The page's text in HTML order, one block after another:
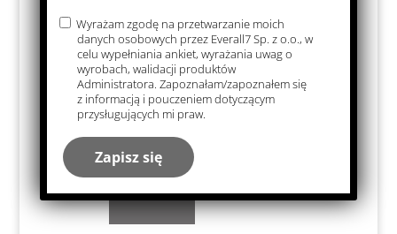
Sacs
pour
conser
ver les
emprei
ntes
Wyrażam zgodę na przetwarzanie moich
danych osobowych przez Everall7 Sp. z o.o., w
celu wypełniania ankiet, wyrażania uwag o
wyrobach, walidacji produktów
Administratora. Zapoznałam/zapoznałem się
z informacją i pouczeniem dotyczącym
przysługujących mi praw.